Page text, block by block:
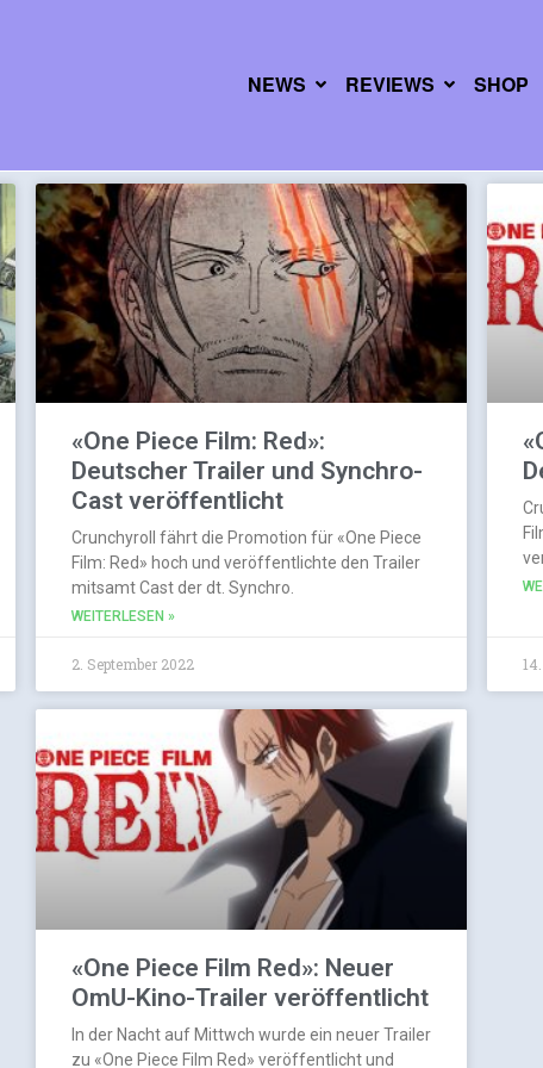
NEWS REVIEWS SHOP
«One Piece Film: Red»:
Deutscher Trailer und Synchro-
Cast veröffentlicht
Crunchyroll fährt die Promotion für «One Piece
Film: Red» hoch und veröffentlichte den Trailer
mitsamt Cast der dt. Synchro.
WEITERLESEN »
2. September 2022
«One Piece Film Red»: Neuer
OmU-Kino-Trailer veröffentlicht
In der Nacht auf Mittwch wurde ein neuer Trailer
zu «One Piece Film Red» veröffentlicht und